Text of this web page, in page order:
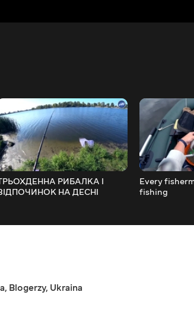
РИБАЛКА І
НА ДЕСНІ
Every
fishing
, Blogerzy, Ukraina